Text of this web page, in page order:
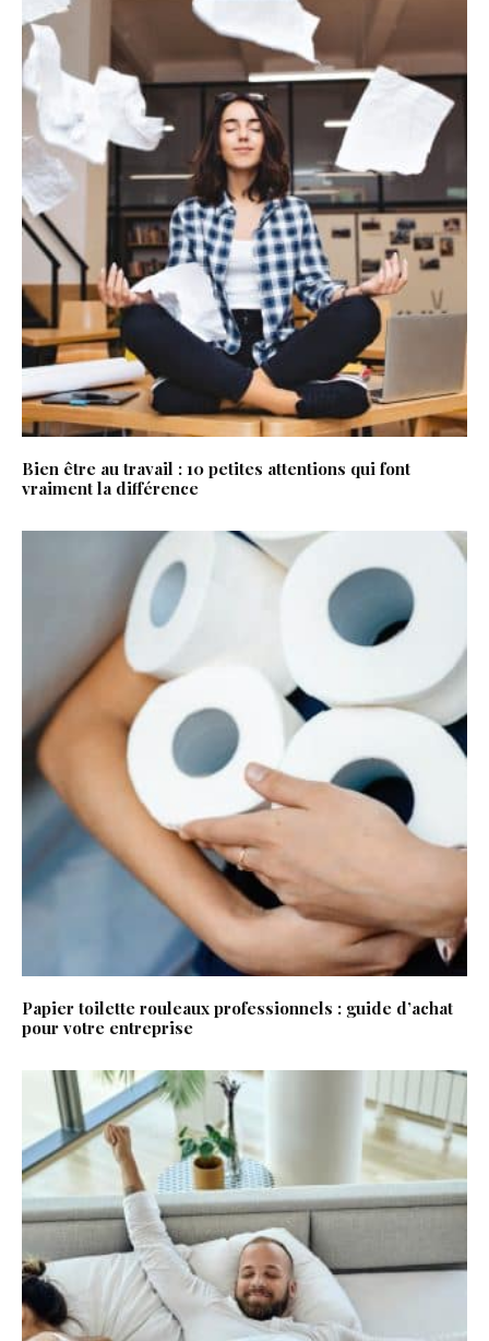
Bien être au travail : 10 petites attentions qui font
vraiment la différence
Papier toilette rouleaux professionnels : guide d’achat
pour votre entreprise